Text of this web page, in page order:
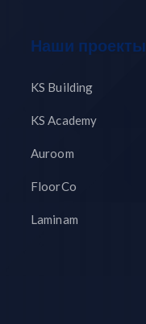
Наши проекты
KS Building
KS Academy
Auroom
FloorCo
Laminam